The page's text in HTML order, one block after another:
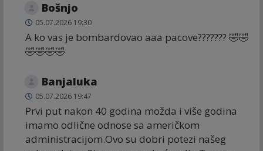
Bošnjo
05.07.2026 19:30
A ko vas je bombardovao aaa pacove??????? 🤣🤣
🤣🤣🤣🤣
Banjaluka
05.07.2026 19:47
Prvi put nakon 40 godina možda i više godina
imamo odlične odnose sa američkom
administracijom.Ovo su dobri potezi našeg